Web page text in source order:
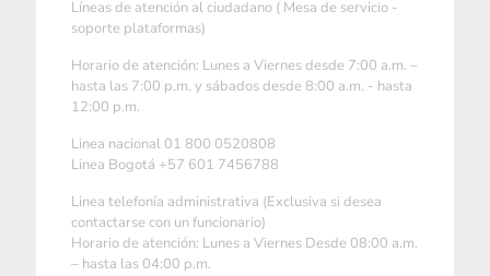
Líneas de atención al ciudadano ( Mesa de servicio -
soporte plataformas)
Horario de atención: Lunes a Viernes desde 7:00 a.m. –
hasta las 7:00 p.m. y sábados desde 8:00 a.m. - hasta
12:00 p.m.
Linea nacional 01 800 0520808
Linea Bogotá +57 601 7456788
Linea telefonía administrativa (Exclusiva si desea
contactarse con un funcionario)
Horario de atención: Lunes a Viernes Desde 08:00 a.m.
– hasta las 04:00 p.m.